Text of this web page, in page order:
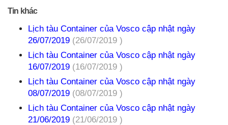
Tin khác
Lịch tàu Container của Vosco cập nhật ngày
26/07/2019 (26/07/2019 )
Lịch tàu Container của Vosco cập nhật ngày
16/07/2019 (16/07/2019 )
Lịch tàu Container của Vosco cập nhật ngày
08/07/2019 (08/07/2019 )
Lịch tàu Container của Vosco cập nhật ngày
21/06/2019 (21/06/2019 )